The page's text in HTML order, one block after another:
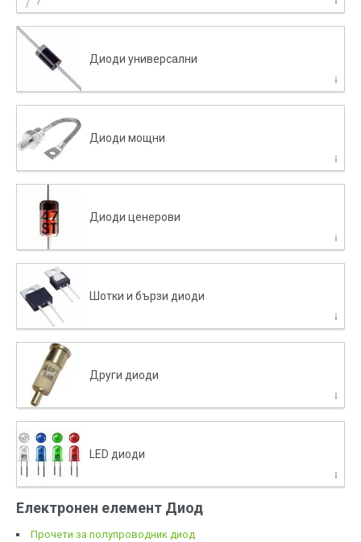
Диоди универсални
Диоди мощни
Диоди ценерови
Шотки и бързи диоди
Други диоди
LED диоди
Електронен елемент Диод
Прочети за полупроводник диод